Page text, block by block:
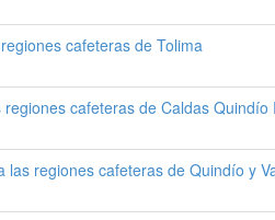
cafeteras de Tolima
cafeteras de Caldas Quindío
las regiones cafeteras de Quindío y